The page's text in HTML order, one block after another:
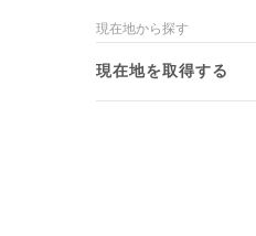
(焼き菓子)
現在地から探す
現在地を取得する